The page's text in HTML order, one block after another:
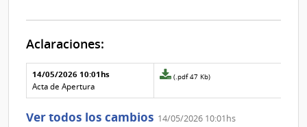
Aclaraciones:
Aclaraciones del llamado
Fecha y
texto de
la
Archivo
de la
14/05/2026 10:01hs
Acta de Apertura
Archivo
de
aclaración
(.pdf 47 Kb)
Ver todos los cambios 14/05/2026 10:01hs